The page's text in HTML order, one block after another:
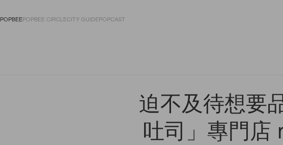
POPBEEPOPBEE CIRCLECITY GUIDEPOPCAST
迫不及待想要
吐司」專門店